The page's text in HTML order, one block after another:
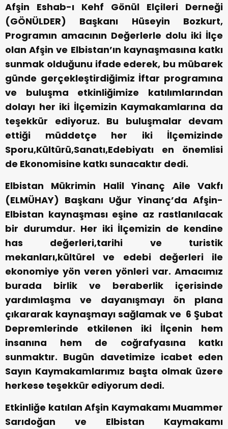
Afşin Eshab-ı Kehf Gönül Elçileri Derneği
(GÖNÜLDER) Başkanı Hüseyin Bozkurt,
Programın amacının Değerlerle dolu iki İlçe
olan Afşin ve Elbistan’ın kaynaşmasına katkı
sunmak olduğunu ifade ederek, bu mübarek
günde gerçekleştirdiğimiz İftar programına
ve buluşma etkinliğimize katılımlarından
dolayı her iki İlçemizin Kaymakamlarına da
teşekkür ediyoruz. Bu buluşmalar devam
ettiği müddetçe her iki İlçemizinde
Sporu,Kültürü,Sanatı,Edebiyatı en önemlisi
de Ekonomisine katkı sunacaktır dedi.
Elbistan Mükrimin Halil Yinanç Aile Vakfı
(ELMÜHAY) Başkanı Uğur Yinanç’da Afşin-
Elbistan kaynaşması eşine az rastlanılacak
bir durumdur. Her iki İlçemizin de kendine
has değerleri,tarihi ve turistik
mekanları,kültürel ve edebi değerleri ile
ekonomiye yön veren yönleri var. Amacımız
burada birlik ve beraberlik içerisinde
yardımlaşma ve dayanışmayı ön plana
çıkararak kaynaşmayı sağlamak ve 6 Şubat
Depremlerinde etkilenen iki İlçenin hem
insanına hem de coğrafyasına katkı
sunmaktır. Bugün davetimize icabet eden
Sayın Kaymakamlarımız başta olmak üzere
herkese teşekkür ediyorum dedi.
Etkinliğe katılan Afşin Kaymakamı Muammer
Sarıdoğan ve Elbistan Kaymakamı